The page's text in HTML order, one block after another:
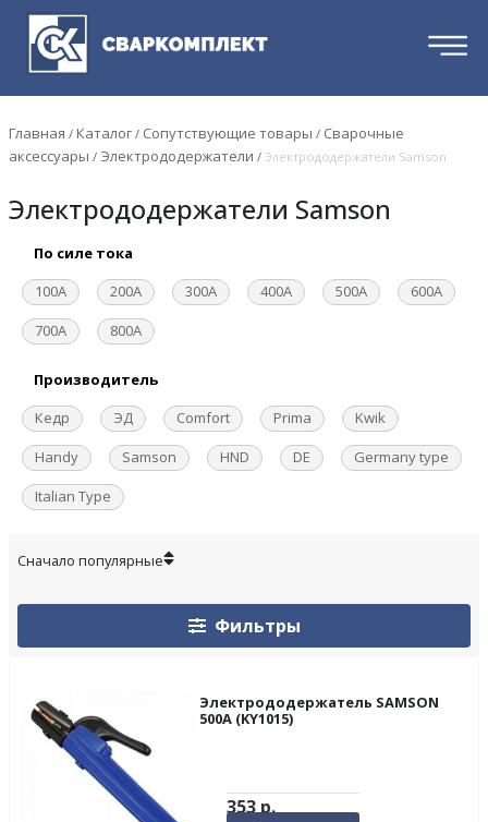
Главная / Каталог / Сопутствующие товары / Сварочные
аксессуары / Электрододержатели /Электрододержатели Samson
Электрододержатели Samson
По силе тока
100А
200А 300А 400А 500А
600А
700А
800А
Производитель
Кедр
ЭД Comfort Prima
Kwik
Handy
Samson HND DE
Germany type
Italian Type
Фильтры
Электрододержатель SAMSON
500A (KY1015)
353р.